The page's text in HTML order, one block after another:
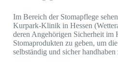
Im Bereich der Stomapflege
Kurpark-Klinik in Hessen
deren Angehörigen Sicherheit im
Stomaprodukten zu geben, um
selbständig und sicher handhaben